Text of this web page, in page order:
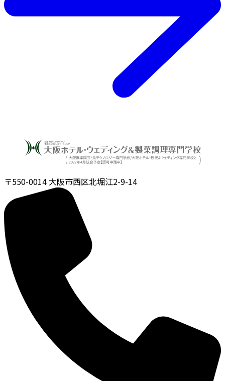
〒550-0014 大阪市西区北堀江2-9-14